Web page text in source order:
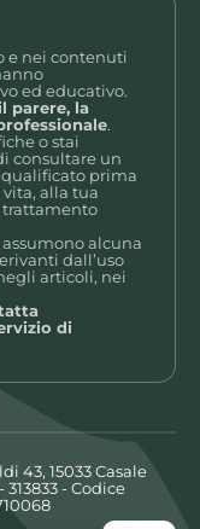
e nei contenuti
ed educativo.
parere, la
.
o stai
consultare un
qualificato prima
alla tua
trattamento
alcuna
dall’uso
articoli, nei
di
43, 15033 Casale
- Codice